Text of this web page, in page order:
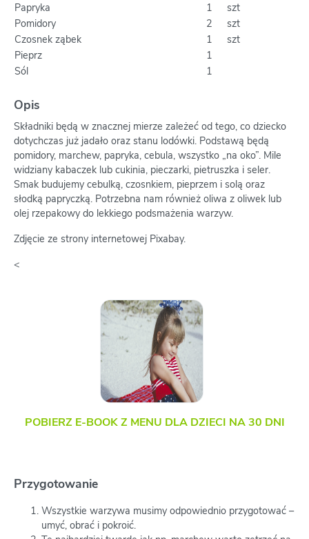
Papryka
1
szt
Pomidory
2
szt
Czosnek ząbek
1
szt
Pieprz
1
Sól
1
Opis
Składniki będą w znacznej mierze zależeć od tego, co dziecko
dotychczas już jadało oraz stanu lodówki. Podstawą będą
pomidory, marchew, papryka, cebula, wszystko „na oko”. Mile
widziany kabaczek lub cukinia, pieczarki, pietruszka i seler.
Smak budujemy cebulką, czosnkiem, pieprzem i solą oraz
słodką papryczką. Potrzebna nam również oliwa z oliwek lub
olej rzepakowy do lekkiego podsmażenia warzyw.
Zdjęcie ze strony internetowej Pixabay.
<
POBIERZ E-BOOK Z MENU DLA DZIECI NA 30 DNI
Przygotowanie
Wszystkie warzywa musimy odpowiednio przygotować –
umyć, obrać i pokroić.